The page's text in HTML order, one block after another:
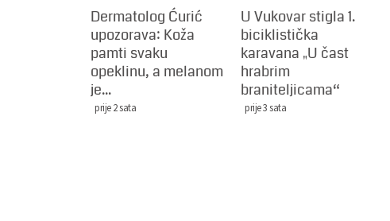
Dermatolog Ćurić
upozorava: Koža
pamti svaku
opeklinu, a melanom
je...
prije 2 sata
U Vukovar stigla 1.
biciklistička
karavana „U čast
hrabrim
braniteljicama“
prije 3 sata